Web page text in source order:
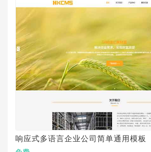
响应式多语言企业公司简单通用模板